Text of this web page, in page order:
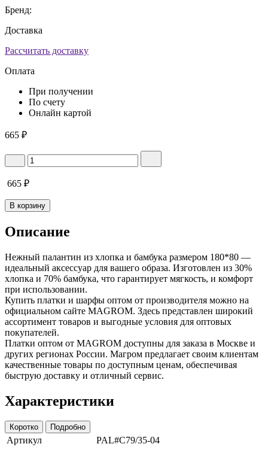
Бренд:
Доставка
Рассчитать доставку
Оплата
При получении
По счету
Онлайн картой
665 ₽
665 ₽
В корзину
Описание
Нежный палантин из хлопка и бамбука размером 180*80 —
идеальный аксессуар для вашего образа. Изготовлен из 30%
хлопка и 70% бамбука, что гарантирует мягкость, и комфорт
при использовании.
Купить платки и шарфы оптом от производителя можно на
официальном сайте MAGROM. Здесь представлен широкий
ассортимент товаров и выгодные условия для оптовых
покупателей.
Платки оптом от MAGROM доступны для заказа в Москве и
других регионах России. Магром предлагает своим клиентам
качественные товары по доступным ценам, обеспечивая
быструю доставку и отличный сервис.
Характеристики
Коротко Подробно
Артикул
PAL#C79/35-04